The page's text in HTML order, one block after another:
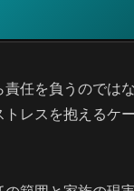
責任を負うのでは
トレスを抱えるケ